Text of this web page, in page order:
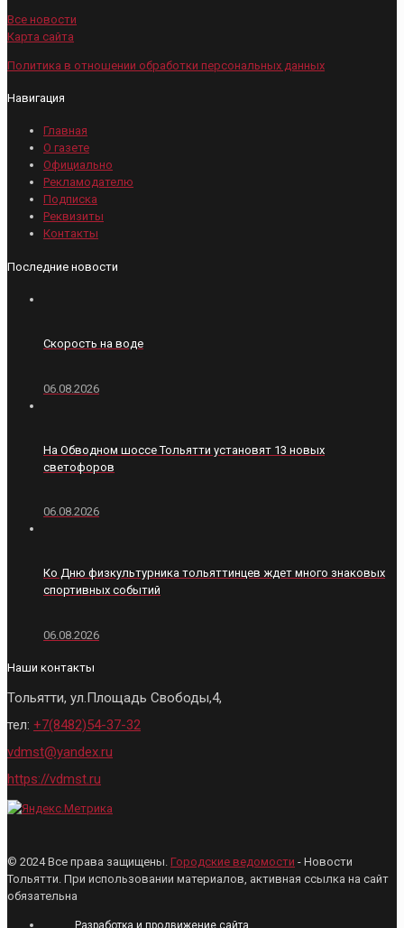
Все новости
Карта сайта
Политика в отношении обработки персональных данных
Навигация
Главная
О газете
Официально
Рекламодателю
Подписка
Реквизиты
Контакты
Последние новости
Скорость на воде
06.08.2026
На Обводном шоссе Тольятти установят 13 новых
светофоров
06.08.2026
Ко Дню физкультурника тольяттинцев ждет много знаковых
спортивных событий
06.08.2026
Наши контакты
Тольятти, ул.Площадь Свободы,4,
тел: +7(8482)54-37-32
vdmst@yandex.ru
https://vdmst.ru
© 2024 Все права защищены. Городские ведомости - Новости
Тольятти. При использовании материалов, активная ссылка на сайт
обязательна